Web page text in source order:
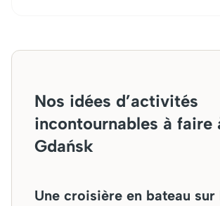
Nos idées d’activités
incontournables à faire
Gdańsk
Une croisière en bateau sur